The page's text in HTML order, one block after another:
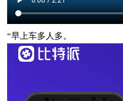
“早上车多人多。